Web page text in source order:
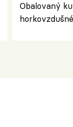
Obalovaný